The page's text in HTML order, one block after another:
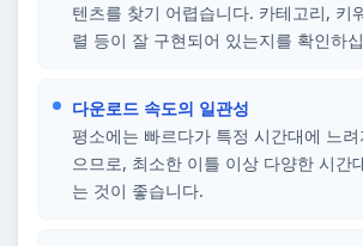
텐츠를 찾기 어렵습니다. 카테고리, 키
렬 등이 잘 구현되어 있는지를 확인하
다운로드 속도의 일관성
평소에는 빠르다가 특정 시간대에 느
으므로, 최소한 이틀 이상 다양한 시간
는 것이 좋습니다.